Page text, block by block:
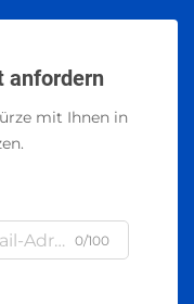
anfordern
mit Ihnen in
0/100